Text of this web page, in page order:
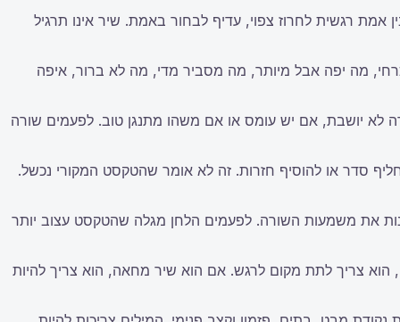
אמת רגשית לחרוז צפוי, עדיף לבחור באמת. שיר אינו תרגיל
מה יפה אבל מיותר, מה מסביר מדי, מה לא ברור, איפה
לא יושבת, אם יש עומס או אם משהו מתנגן טוב. לפעמים שורה
סדר או להוסיף חזרות. זה לא אומר שהטקסט המקורי נכשל.
את משמעות השורה. לפעמים הלחן מגלה שהטקסט עצוב יותר
הוא צריך לתת מקום לרגש. אם הוא שיר מחאה, הוא צריך להיות